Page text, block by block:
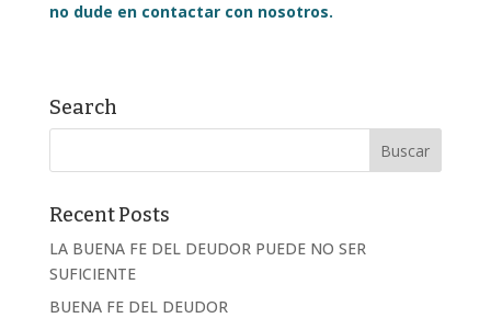
no dude en contactar con nosotros.
Search
Recent Posts
LA BUENA FE DEL DEUDOR PUEDE NO SER
SUFICIENTE
BUENA FE DEL DEUDOR